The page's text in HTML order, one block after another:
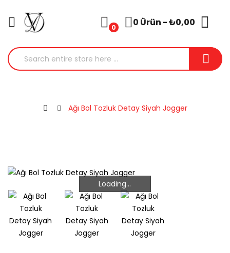
0 0 Ürün - ₺0,00
Ağı Bol Tozluk Detay Siyah Jogger
Loading...
Loading...